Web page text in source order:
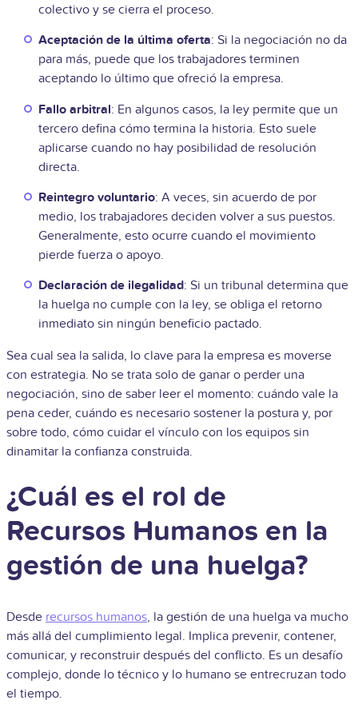
colectivo y se cierra el proceso.
Aceptación de la última oferta: Si la negociación no da
para más, puede que los trabajadores terminen
aceptando lo último que ofreció la empresa.
Fallo arbitral: En algunos casos, la ley permite que un
tercero defina cómo termina la historia. Esto suele
aplicarse cuando no hay posibilidad de resolución
directa.
Reintegro voluntario: A veces, sin acuerdo de por
medio, los trabajadores deciden volver a sus puestos.
Generalmente, esto ocurre cuando el movimiento
pierde fuerza o apoyo.
Declaración de ilegalidad: Si un tribunal determina que
la huelga no cumple con la ley, se obliga el retorno
inmediato sin ningún beneficio pactado.
Sea cual sea la salida, lo clave para la empresa es moverse
con estrategia. No se trata solo de ganar o perder una
negociación, sino de saber leer el momento: cuándo vale la
pena ceder, cuándo es necesario sostener la postura y, por
sobre todo, cómo cuidar el vínculo con los equipos sin
dinamitar la confianza construida.
¿Cuál es el rol de
Recursos Humanos en la
gestión de una huelga?
Desde recursos humanos, la gestión de una huelga va mucho
más allá del cumplimiento legal. Implica prevenir, contener,
comunicar, y reconstruir después del conflicto. Es un desafío
complejo, donde lo técnico y lo humano se entrecruzan todo
el tiempo.